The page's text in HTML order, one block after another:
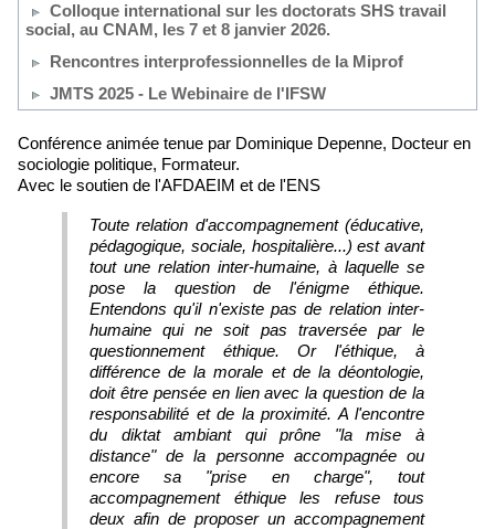
Colloque international sur les doctorats SHS travail
social, au CNAM, les 7 et 8 janvier 2026.
Rencontres interprofessionnelles de la Miprof
JMTS 2025 - Le Webinaire de l'IFSW
Conférence animée tenue par Dominique Depenne, Docteur en
sociologie politique, Formateur.
Avec le soutien de l'AFDAEIM et de l'ENS
Toute relation d'accompagnement (éducative,
pédagogique, sociale, hospitalière...) est avant
tout une relation inter-humaine, à laquelle se
pose la question de l'énigme éthique.
Entendons qu'il n'existe pas de relation inter-
humaine qui ne soit pas traversée par le
questionnement éthique. Or l'éthique, à
différence de la morale et de la déontologie,
doit être pensée en lien avec la question de la
responsabilité et de la proximité. A l'encontre
du diktat ambiant qui prône "la mise à
distance" de la personne accompagnée ou
encore sa "prise en charge", tout
accompagnement éthique les refuse tous
deux afin de proposer un accompagnement